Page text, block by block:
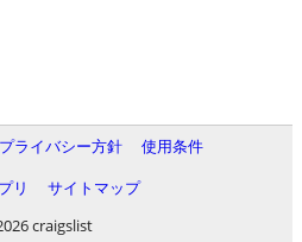
プライバシー方針
使用条件
リ
サイトマップ
craigslist